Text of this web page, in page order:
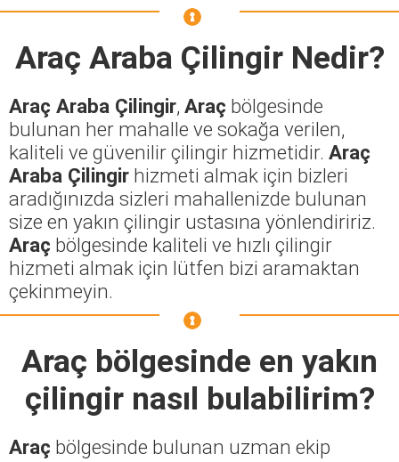
Araç Araba ÇilingirNedir?
Araç Araba Çilingir, Araç bölgesinde
bulunan her mahalle ve sokağa verilen,
kaliteli ve güvenilir çilingir hizmetidir. Araç
Araba Çilingir hizmeti almak için bizleri
aradığınızda sizleri mahallenizde bulunan
size en yakın çilingir ustasına yönlendiririz.
Araç bölgesinde kaliteli ve hızlı çilingir
hizmeti almak için lütfen bizi aramaktan
çekinmeyin.
Araç bölgesinde en yakın
çilingir nasıl bulabilirim?
Araç bölgesinde bulunan uzman ekip